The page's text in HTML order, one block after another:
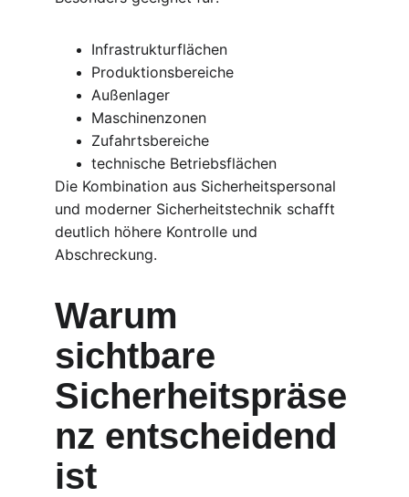
Infrastrukturflächen
Produktionsbereiche
Außenlager
Maschinenzonen
Zufahrtsbereiche
technische Betriebsflächen
Die Kombination aus Sicherheitspersonal
und moderner Sicherheitstechnik schafft
deutlich höhere Kontrolle und
Abschreckung.
Warum
sichtbare
Sicherheitspräse
nz entscheidend
ist